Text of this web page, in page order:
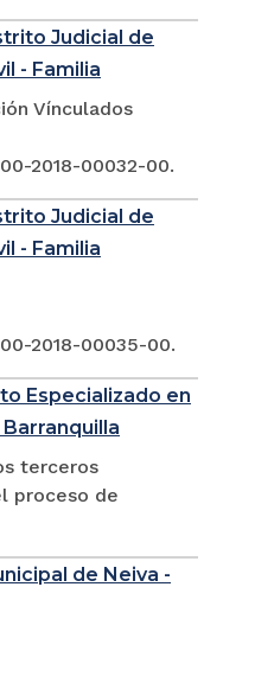
Judicial de
- Familia
Vínculados
2018-00032-00.
Judicial de
- Familia
2018-00035-00.
Especializado en
terceros
proceso de
de Neiva -